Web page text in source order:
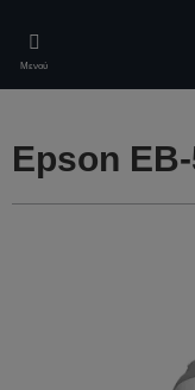
main
content
Μενού
Epson